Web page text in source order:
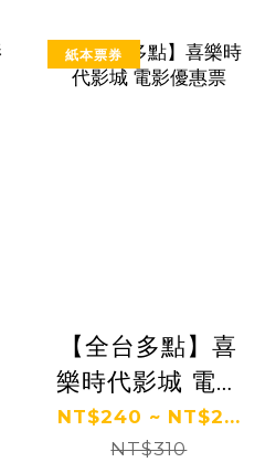
紙本票券
【全台多點】喜
樂時代影城 電影
優惠票
NT$240 ~ NT$2...
NT$310